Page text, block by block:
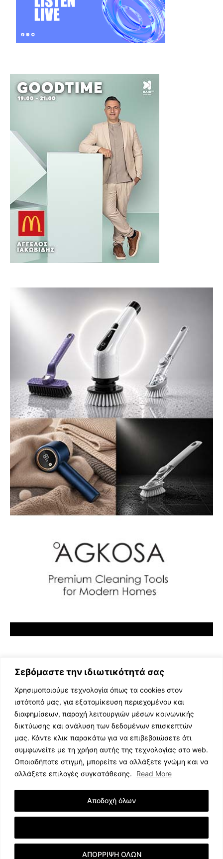
Σεβόμαστε την ιδιωτικότητά σας
Χρησιμοποιούμε τεχνολογία όπως τα cookies στον
ιστότοπό μας, για εξατομίκευση περιεχομένου και
διαφημίσεων, παροχή λειτουργιών μέσων κοινωνικής
δικτύωσης και ανάλυση των δεδομένων επισκεπτών
μας. Κάντε κλικ παρακάτω για να επιβεβαιώσετε ότι
συμφωνείτε με τη χρήση αυτής της τεχνολογίας στο web.
Οποιαδήποτε στιγμή, μπορείτε να αλλάξετε γνώμη και να
αλλάξετε επιλογές συγκατάθεσης.
Read More
ΑΠΟΡΡΙΨΗ ΟΛΩΝ
Αποδοχή όλων
ΕΛΛΗΝΙΚΗ ΜΟΥΣΙΚΗ
TV SHOWS
EVENTS
ΘΕΑΤΡΟ
ΔΙΑΓΩΝΙΣΜΟΙ
STOA CULTURA
ΣΥΝΕΝΤΕΥΞΕΙΣ
© 2023 music.net.cy, All Rights Reserved